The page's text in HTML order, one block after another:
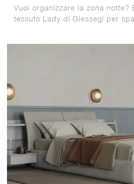
Vuoi organizzare la zona notte?
tessuto Lady di Giessegi per